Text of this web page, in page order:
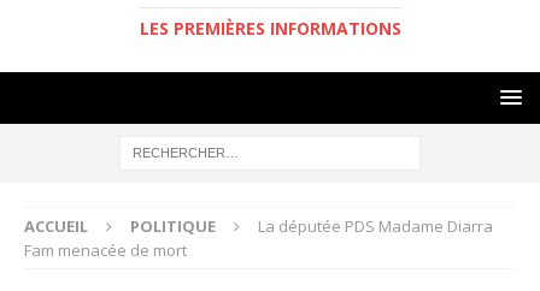
LES PREMIÈRES INFORMATIONS
ACCUEIL POLITIQUE
La députée PDS Madame Diarra
Fam menacée de mort